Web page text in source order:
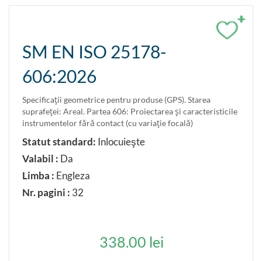
+
SM EN ISO 25178-
606:2026
Specificaţii geometrice pentru produse (GPS). Starea
suprafeţei: Areal. Partea 606: Proiectarea şi caracteristicile
instrumentelor fără contact (cu variaţie focală)
Statut standard: Inlocuieşte
Valabil : Da
Limba : Engleza
Nr. pagini : 32
338.00 lei